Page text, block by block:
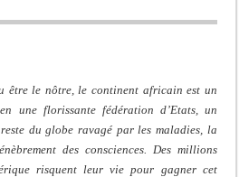
être le nôtre, le continent africain est un
une florissante fédération d’Etats, un
du globe ravagé par les maladies, la
des consciences. Des millions
risquent leur vie pour gagner cet